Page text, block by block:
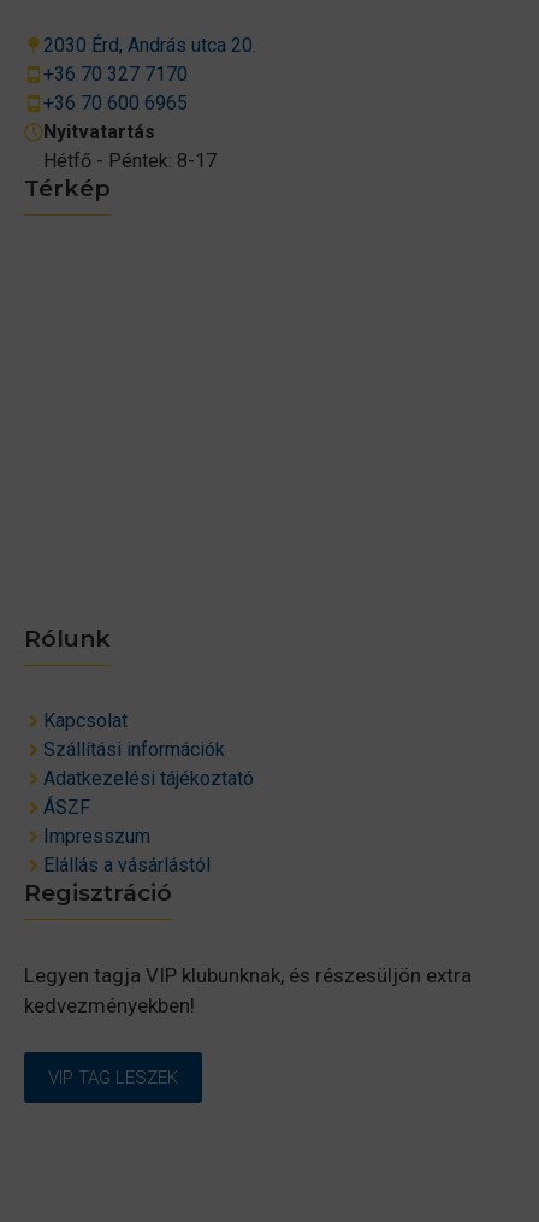
Térkép
Rólunk
Kapcsolat
Szállítási információk
Adatkezelési tájékoztató
ÁSZF
Impresszum
Elállás a vásárlástól
2030 Érd, András utca 20.
+36 70 327 7170
+36 70 600 6965
Nyitvatartás
Hétfő - Péntek: 8-17
Regisztráció
Legyen tagja VIP klubunknak, és részesüljön extra
kedvezményekben!
VIP TAG LESZEK